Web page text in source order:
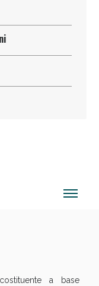
a base
al 40% valido